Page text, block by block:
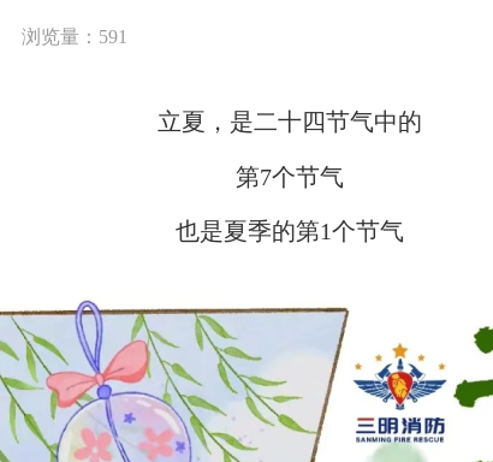
浏览量：591
立夏，是二十四节气中的
第7个节气
也是夏季的第1个节气